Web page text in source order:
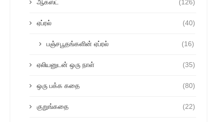
ஆகஸ்ட் (126)
ஏப்ரல் (40)
பஞ்சபூதங்களின் ஏப்ரல் (16)
ஏலியனுடன் ஒரு நாள் (35)
ஒரு பக்க கதை (80)
குறுங்கதை (22)